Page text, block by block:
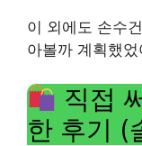
이 외에도 손수
아볼까 계획했었
직접
한 후기 (